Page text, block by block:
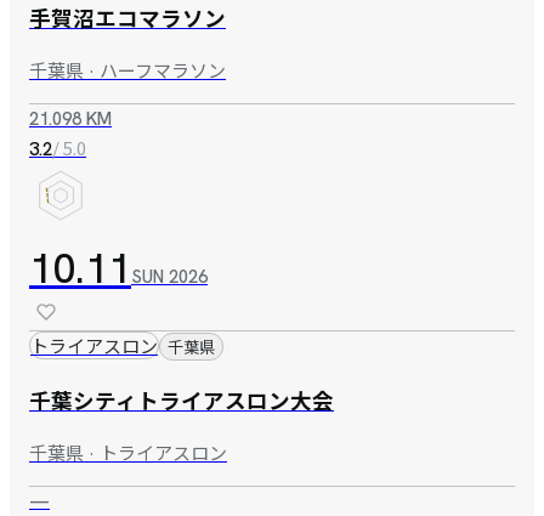
手賀沼エコマラソン
千葉県 · ハーフマラソン
21.098 KM
3.2/ 5.0
10.11 SUN 2026
トライアスロン 千葉県
千葉シティトライアスロン大会
千葉県 · トライアスロン
—